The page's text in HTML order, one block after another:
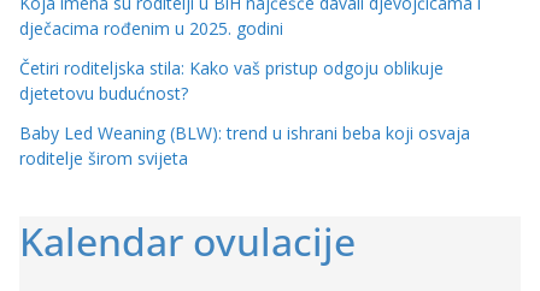
dječacima rođenim u 2025. godini
Četiri roditeljska stila: Kako vaš pristup odgoju oblikuje
djetetovu budućnost?
Baby Led Weaning (BLW): trend u ishrani beba koji osvaja
roditelje širom svijeta
Kalendar ovulacije